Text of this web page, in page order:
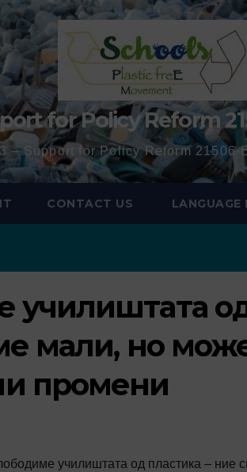
for Policy Reform
– Support for Policy Reform 21506-
CONTACT US LANGUAGE
училиштата
мали, но
промени
училиштата од пластика – ние